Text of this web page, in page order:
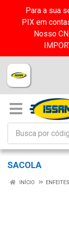
Para a sua
PIX em
Nosso
SACOLA
INÍCIO